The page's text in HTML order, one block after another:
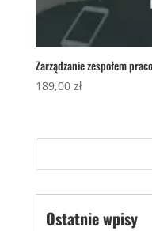
Zarządzanie zespołem
189,00 zł
Ostatnie wpisy